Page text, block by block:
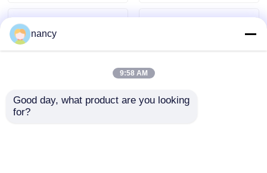
nancy
9:58 AM
Good day, what product are you looking
for?